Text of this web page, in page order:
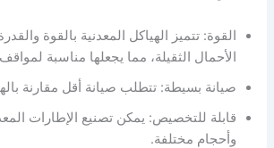
القوة: تتميز الهياكل المعدنية بالقوة
الأحمال الثقيلة، مما يجعلها مناسبة
صيانة بسيطة: تتطلب صيانة أقل مقارنة
قابلة للتخصيص: يمكن تصنيع الإطارات
وأحجام مختلفة.